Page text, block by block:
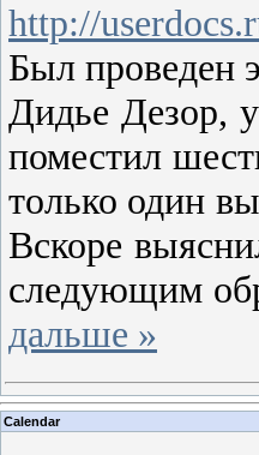
http://
Был проведен
Дидье Дезор,
поместил
только один
Вскоре
следующим
дальше »
Calendar